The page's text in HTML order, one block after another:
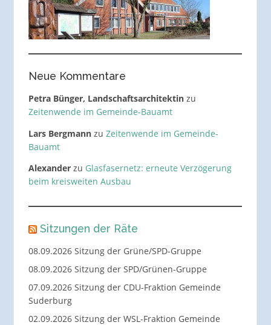
Neue Kommentare
Petra Bünger, Landschaftsarchitektinzu
Zeitenwende im Gemeinde-Bauamt
Lars Bergmannzu Zeitenwende im Gemeinde-
Bauamt
Alexanderzu Glasfasernetz: erneute Verzögerung
beim kreisweiten Ausbau
Sitzungen der Räte
08.09.2026 Sitzung der Grüne/SPD-Gruppe
08.09.2026 Sitzung der SPD/Grünen-Gruppe
07.09.2026 Sitzung der CDU-Fraktion Gemeinde
Suderburg
02.09.2026 Sitzung der WSL-Fraktion Gemeinde